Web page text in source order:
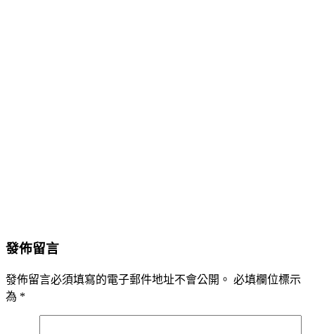
發佈留言
發佈留言必須填寫的電子郵件地址不會公開。 必填欄位標示
為 *